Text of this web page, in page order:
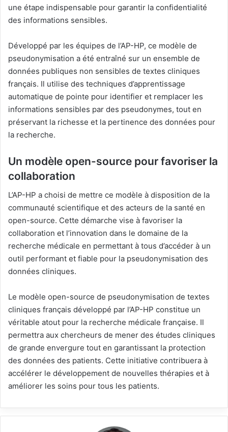
une étape indispensable pour garantir la confidentialité
des informations sensibles.
Développé par les équipes de l’AP-HP, ce modèle de
pseudonymisation a été entraîné sur un ensemble de
données publiques non sensibles de textes cliniques
français. Il utilise des techniques d’apprentissage
automatique de pointe pour identifier et remplacer les
informations sensibles par des pseudonymes, tout en
préservant la richesse et la pertinence des données pour
la recherche.
Un modèle open-source pour favoriser la
collaboration
L’AP-HP a choisi de mettre ce modèle à disposition de la
communauté scientifique et des acteurs de la santé en
open-source. Cette démarche vise à favoriser la
collaboration et l’innovation dans le domaine de la
recherche médicale en permettant à tous d’accéder à un
outil performant et fiable pour la pseudonymisation des
données cliniques.
Le modèle open-source de pseudonymisation de textes
cliniques français développé par l’AP-HP constitue un
véritable atout pour la recherche médicale française. Il
permettra aux chercheurs de mener des études cliniques
de grande envergure tout en garantissant la protection
des données des patients. Cette initiative contribuera à
accélérer le développement de nouvelles thérapies et à
améliorer les soins pour tous les patients.